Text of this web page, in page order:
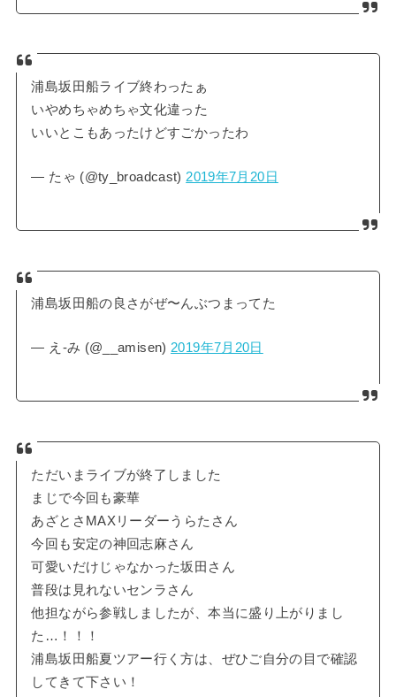
浦島坂田船ライブ終わったぁ
いやめちゃめちゃ文化違った
いいとこもあったけどすごかったわ
— たゃ (@ty_broadcast) 2019年7月20日
浦島坂田船の良さがぜ〜んぶつまってた
— え-み (@__amisen) 2019年7月20日
ただいまライブが終了しました
まじで今回も豪華
あざとさMAXリーダーうらたさん
今回も安定の神回志麻さん
可愛いだけじゃなかった坂田さん
普段は見れないセンラさん
他担ながら参戦しましたが、本当に盛り上がりまし
た…！！！
浦島坂田船夏ツアー行く方は、ぜひご自分の目で確認
してきて下さい！